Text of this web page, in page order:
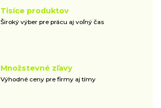
Tisíce produktov
Široký výber pre prácu aj voľný čas
Množstevné zľavy
Výhodné ceny pre firmy aj tímy